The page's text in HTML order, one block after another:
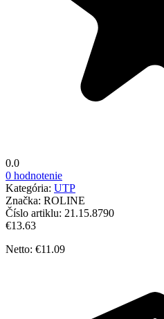
0.0
0 hodnotenie
Kategória: UTP
Značka: ROLINE
Číslo artiklu: 21.15.8790
€13.63
Netto: €11.09